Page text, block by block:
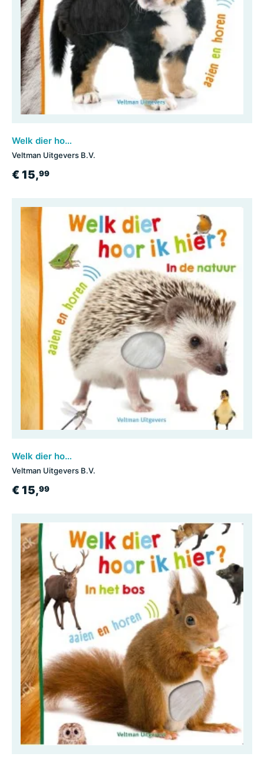
Welk dier hoor ik hier? - Babydieren
Veltman Uitgevers B.V.
€ 15,99
Welk dier hoor ik hier? - in de natuur
Veltman Uitgevers B.V.
€ 15,99